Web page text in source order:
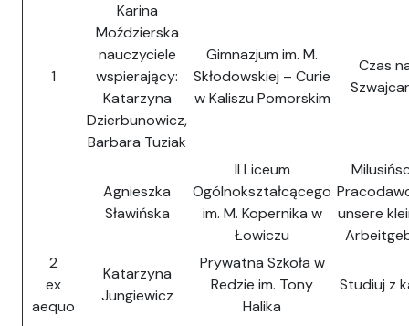
1
Karina
Moździerska
nauczyciele
wspierający:
Katarzyna
Dzierbunowicz,
Barbara Tuziak
Gimnazjum im. M.
Skłodowskiej – Curie
w Kaliszu Pomorskim
Czas
2
ex
aequo
Agnieszka
Sławińska
II Liceum
Ogólnokształcącego
im. M. Kopernika w
Łowiczu
unsere
Katarzyna
Jungiewicz
Prywatna Szkoła w
Redzie im. Tony
Halika
Studiuj z